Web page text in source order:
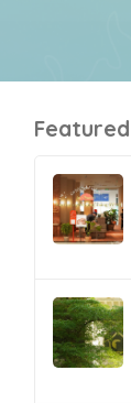
Featured